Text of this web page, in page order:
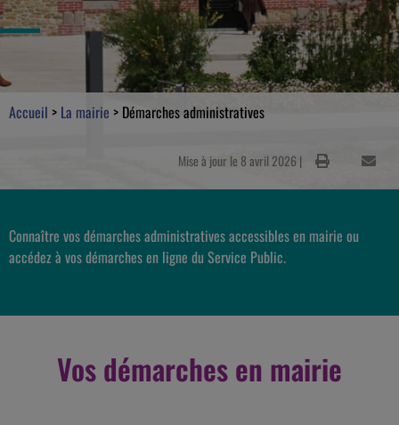
Accueil > La mairie > Démarches administratives
Mise à jour le 8 avril 2026 |
Connaître vos démarches administratives accessibles en mairie ou
accédez à vos démarches en ligne du Service Public.
Vos démarches en mairie